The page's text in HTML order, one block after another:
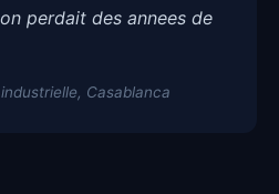
perdait des annees de
Casablanca